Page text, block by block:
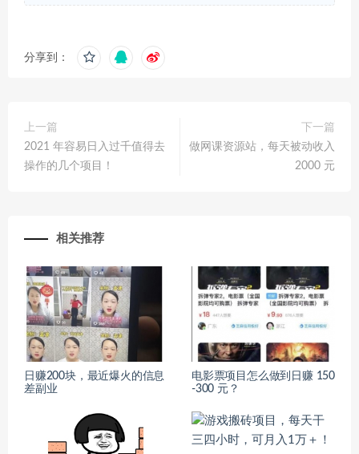
分享到：
上一篇
2021 年容易日入过千值得去
操作的几个项目！
下一篇
做网课资源站，每天被动收入
2000 元
相关推荐
日赚200块，最近爆火的信息
差副业
电影票项目怎么做到日赚 150
-300 元？